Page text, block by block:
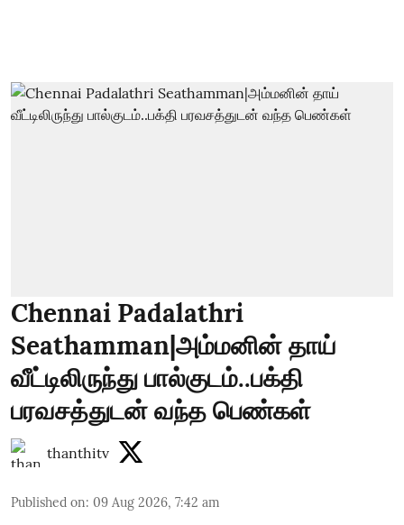
Chennai Padalathri
Seathamman|அம்மனின் தாய்
வீட்டிலிருந்து பால்குடம்..பக்தி
பரவசத்துடன் வந்த பெண்கள்
thanthitv
Published on: 09 Aug 2026, 7:42 am